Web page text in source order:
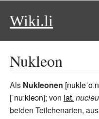
Wiki.li
Nukleon
Als Nukleonen [
[ˈnuːkleɔn]; von lat.
beiden Teilchenarten,